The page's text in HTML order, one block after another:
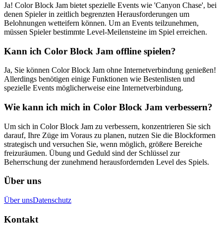
Ja! Color Block Jam bietet spezielle Events wie 'Canyon Chase', bei
denen Spieler in zeitlich begrenzten Herausforderungen um
Belohnungen wetteifern können. Um an Events teilzunehmen,
müssen Spieler bestimmte Level-Meilensteine im Spiel erreichen.
Kann ich Color Block Jam offline spielen?
Ja, Sie können Color Block Jam ohne Internetverbindung genießen!
Allerdings benötigen einige Funktionen wie Bestenlisten und
spezielle Events möglicherweise eine Internetverbindung.
Wie kann ich mich in Color Block Jam verbessern?
Um sich in Color Block Jam zu verbessern, konzentrieren Sie sich
darauf, Ihre Züge im Voraus zu planen, nutzen Sie die Blockformen
strategisch und versuchen Sie, wenn möglich, größere Bereiche
freizuräumen. Übung und Geduld sind der Schlüssel zur
Beherrschung der zunehmend herausfordernden Level des Spiels.
Über uns
Über unsDatenschutz
Kontakt